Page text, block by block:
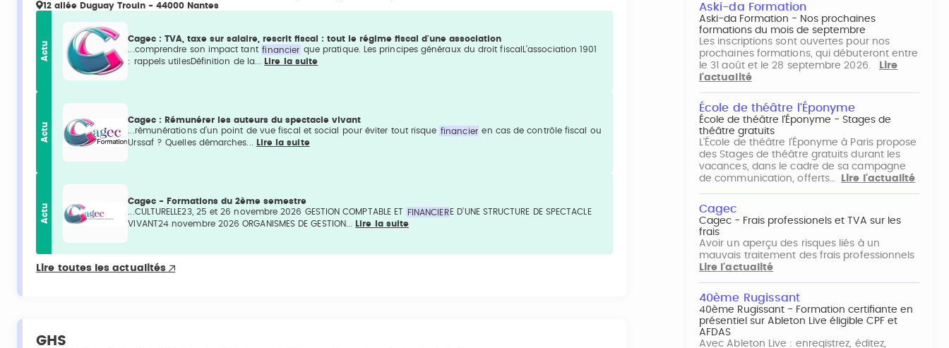
12 allée Duguay Trouin - 44000 Nantes
Actu
Cagec : TVA, taxe sur salaire, rescrit fiscal : tout le régime fiscal d'une association
...comprendre son impact tant financier que pratique. Les principes généraux du droit fiscalL’association 1901
: rappels utilesDéfinition de la...
Lire la suite
Actu
Cagec : Rémunérer les auteurs du spectacle vivant
...rémunérations d’un point de vue fiscal et social pour éviter tout risque financier en cas de contrôle fiscal ou
Urssaf ? Quelles démarches...
Lire la suite
Actu
Cagec - Formations du 2ème semestre
...CULTURELLE23, 25 et 26 novembre 2026 GESTION COMPTABLE ET
FINANCIER E D’UNE STRUCTURE DE SPECTACLE
VIVANT24 novembre 2026 ORGANISMES DE GESTION...
Lire la suite
Lire toutes les actualités
GHS
Aski-da Formation
Aski-da Formation - Nos prochaines
formations du mois de septembre
Les inscriptions sont ouvertes pour nos
prochaines formations, qui débuteront entre
le 31 août et le 28 septembre 2026.
Lire
l'actualité
École de théâtre l'Éponyme
École de théâtre l'Éponyme - Stages de
théâtre gratuits
L'École de théâtre l'Éponyme à Paris propose
des Stages de théâtre gratuits durant les
vacances, dans le cadre de sa campagne
de communication, offerts…
Lire l'actualité
Cagec
Cagec - Frais professionels et TVA sur les
frais
Avoir un aperçu des risques liés à un
mauvais traitement des frais professionnels
Lire l'actualité
40ème Rugissant
40ème Rugissant - Formation certifiante en
présentiel sur Ableton Live éligible CPF et
AFDAS
Avec Ableton Live : enregistrez, éditez,